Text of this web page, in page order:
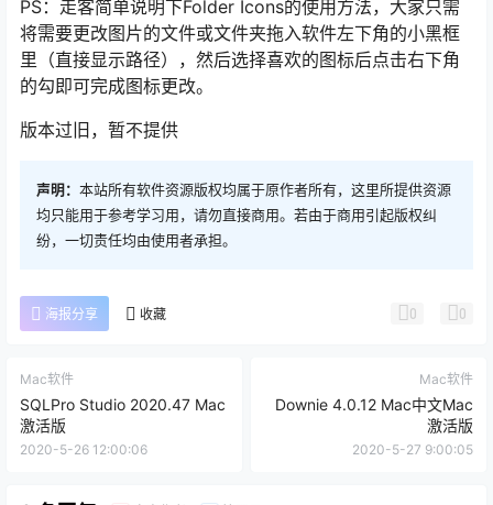
PS：走客简单说明下Folder Icons的使用方法，大家只需
将需要更改图片的文件或文件夹拖入软件左下角的小黑框
里（直接显示路径），然后选择喜欢的图标后点击右下角
的勾即可完成图标更改。
版本过旧，暂不提供
声明： 本站所有软件资源版权均属于原作者所有，这里所提供资源
均只能用于参考学习用，请勿直接商用。若由于商用引起版权纠
纷，一切责任均由使用者承担。
海报分享 收藏 0 0
Mac软件
SQLPro Studio 2020.47 Mac
激活版
2020-5-26 12:00:06
Mac软件
Downie 4.0.12 Mac中文Mac
激活版
2020-5-27 9:00:05